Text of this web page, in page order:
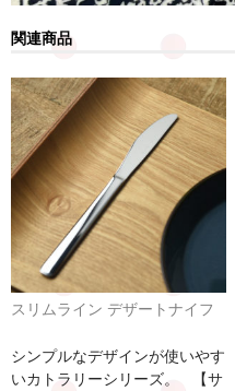
関連商品
スリムライン デザートナイフ
シンプルなデザインが使いやす
いカトラリーシリーズ。 【サ